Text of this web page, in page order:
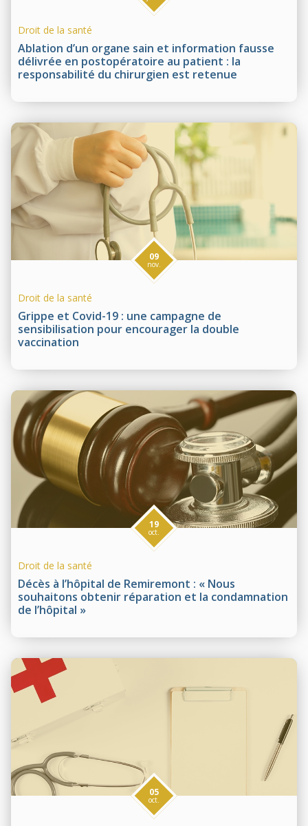
Ablation d’un organe sain et information fausse
délivrée en postopératoire au patient : la
responsabilité du chirurgien est retenue
Droit de la santé
Grippe et Covid-19 : une campagne de
sensibilisation pour encourager la double
vaccination
09
nov.
Droit de la santé
Décès à l’hôpital de Remiremont : « Nous
souhaitons obtenir réparation et la condamnation
de l’hôpital »
19
oct.
Droit de la santé
05
oct.